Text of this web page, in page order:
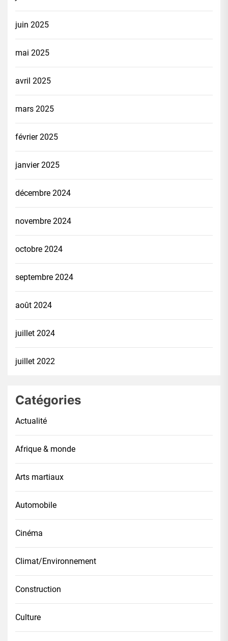
juin 2025
mai 2025
avril 2025
mars 2025
février 2025
janvier 2025
décembre 2024
novembre 2024
octobre 2024
septembre 2024
août 2024
juillet 2024
juillet 2022
Catégories
Actualité
Afrique & monde
Arts martiaux
Automobile
Cinéma
Climat/Environnement
Construction
Culture